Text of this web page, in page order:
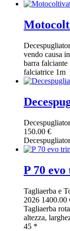
vendo causa
barra falciante
falciatrice 1m
150.00 €
P 70
Tagliaerba e
2026 1400.00
Tagliaerba
altezza,
45 *